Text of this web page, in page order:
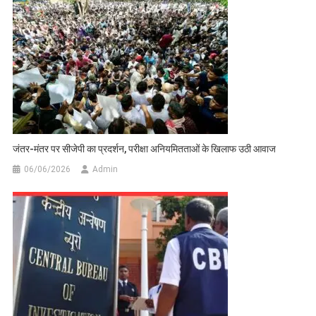
जंतर-मंतर पर सीजेपी का प्रदर्शन, परीक्षा अनियमितताओं के खिलाफ उठी आवाज
06/06/2026 Admin